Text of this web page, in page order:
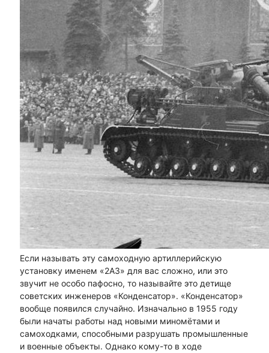
Если называть эту самоходную артиллерийскую
установку именем «2А3» для вас сложно, или это
звучит не особо пафосно, то называйте это детище
советских инженеров «Конденсатор». «Конденсатор»
вообще появился случайно. Изначально в 1955 году
были начаты работы над новыми миномётами и
самоходками, способными разрушать промышленные
и военные объекты. Однако кому-то в ходе